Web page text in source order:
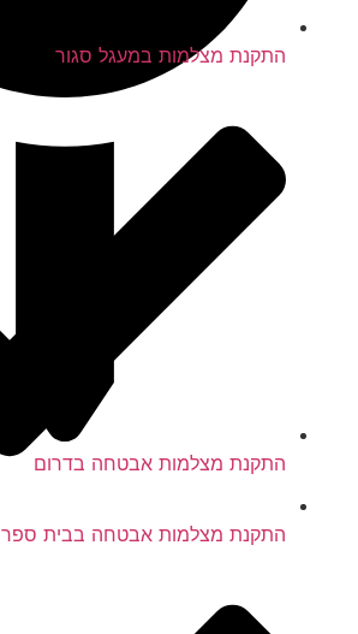
התקנת מצלמות אבטחה בדרום
התקנת מצלמות במעגל סגור
התקנת מצלמות אבטחה בבית ספר